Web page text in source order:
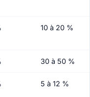
10 à 20 %
30 à 50 %
5 à 12 %